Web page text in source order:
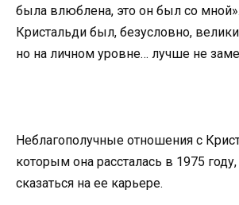
была влюблена, это он был со
Кристальди был, безусловно,
но на личном уровне… лучше не
Неблагополучные отношения с
которым она рассталась в 1975
сказаться на ее карьере.